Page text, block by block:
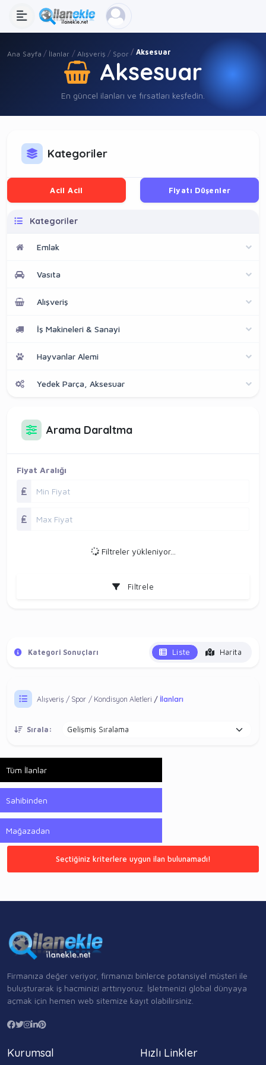
Ana Sayfa İlanlar Alışveriş Spor Aksesuar
Aksesuar
En güncel ilanları ve fırsatları keşfedin.
Kategoriler
Acil Acil Fiyatı Düşenler
Kategoriler
Emlak
Vasıta
Alışveriş
İş Makineleri & Sanayi
Hayvanlar Alemi
Yedek Parça, Aksesuar
Arama Daraltma
Fiyat Aralığı
Filtreler yükleniyor...
Filtrele
Kategori Sonuçları Liste Harita
Alışveriş Spor Kondisyon Aletleri İlanları
Sırala:
Tüm İlanlar
Sahibinden
Mağazadan
Seçtiğiniz kriterlere uygun ilan bulunamadı!
Firmanıza değer veriyor, firmanızı binlerce potansiyel müşteri ile
buluşturarak iş hacminizi arttırıyoruz. İşletmenizi global dünyaya
açmak için hemen web sitemize kayıt olabilirsiniz.
Kurumsal Hızlı Linkler